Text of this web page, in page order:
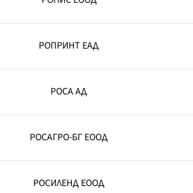
РОПРИНТ ЕАД
РОСА АД
РОСАГРО-БГ ЕООД
РОСИЛЕНД ЕООД